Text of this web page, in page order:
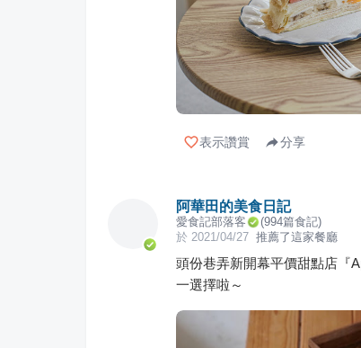
表示讚賞 分享
阿華田的美食日記
愛食記部落客 (994篇食記)
於 2021/04/27 推薦了這家餐廳
頭份巷弄新開幕平價甜點店『
一選擇啦～